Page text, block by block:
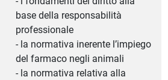
base della responsabilità
professionale
- la normativa inerente l’impiego
del farmaco negli animali
- la normativa relativa alla